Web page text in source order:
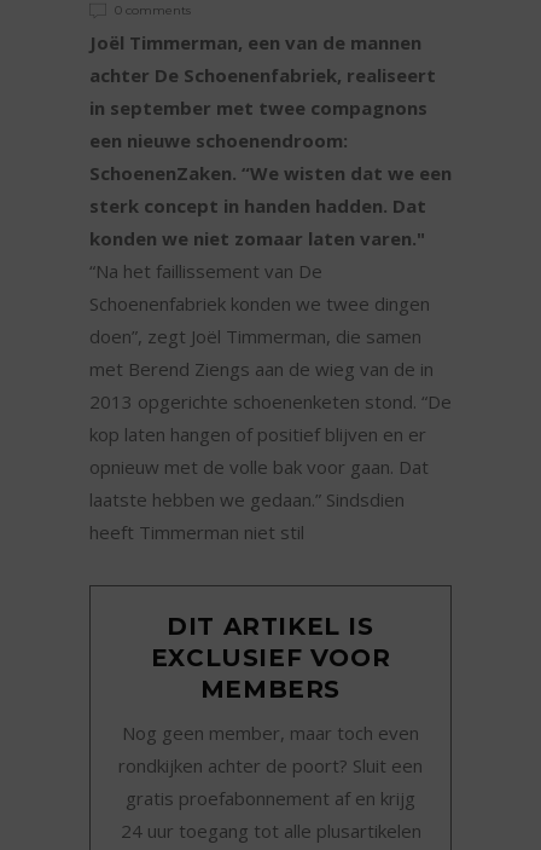
0 comments
Joël Timmerman, een van de mannen
achter De Schoenenfabriek, realiseert
in september met twee compagnons
een nieuwe schoenendroom:
SchoenenZaken. “We wisten dat we een
sterk concept in handen hadden. Dat
konden we niet zomaar laten varen."
“Na het faillissement van De
Schoenenfabriek konden we twee dingen
doen”, zegt Joël Timmerman, die samen
met Berend Ziengs aan de wieg van de in
2013 opgerichte schoenenketen stond. “De
kop laten hangen of positief blijven en er
opnieuw met de volle bak voor gaan. Dat
laatste hebben we gedaan.” Sindsdien
heeft Timmerman niet stil
DIT ARTIKEL IS
EXCLUSIEF VOOR
MEMBERS
Nog geen member, maar toch even
rondkijken achter de poort? Sluit een
gratis proefabonnement af en krijg
24 uur toegang tot alle plusartikelen